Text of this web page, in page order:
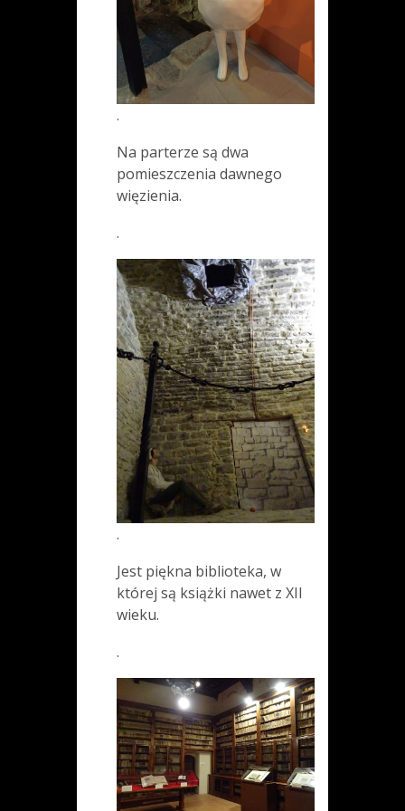
.
Na parterze są dwa
pomieszczenia dawnego
więzienia.
.
.
Jest piękna biblioteka, w
której są książki nawet z XII
wieku.
.